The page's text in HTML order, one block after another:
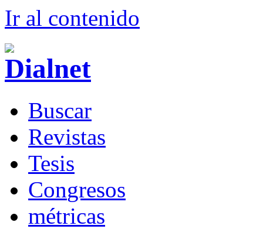
Ir al contenido
Buscar
Revistas
Tesis
Congresos
métricas